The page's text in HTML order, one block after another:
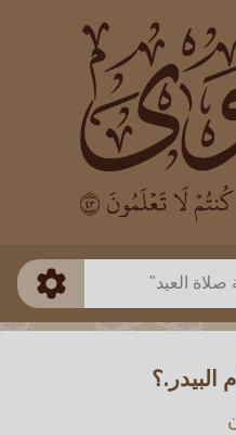
طريقة البحث
ذكي
البيدر.؟